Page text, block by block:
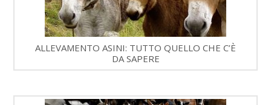
ALLEVAMENTO ASINI: TUTTO QUELLO CHE C’È
DA SAPERE